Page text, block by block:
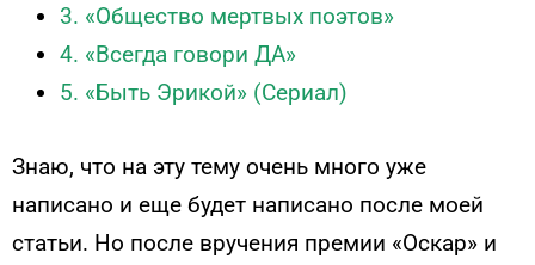
3. «Общество мертвых поэтов»
4. «Всегда говори ДА»
5. «Быть Эрикой» (Сериал)
Знаю, что на эту тему очень много уже
написано и еще будет написано после моей
статьи. Но после вручения премии «Оскар» и